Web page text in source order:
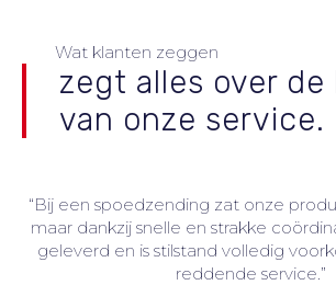
Wat klanten zeggen
zegt alles over
van onze service.
“Bij een spoedzending zat onze
maar dankzij snelle en strakke
geleverd en is stilstand volledig
reddende service.”